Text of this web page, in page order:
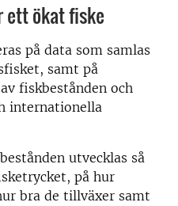
ett ökat fiske
på data som samlas
samt på
fiskbestånden och
internationella
utvecklas så
på hur
bra de tillväxer samt